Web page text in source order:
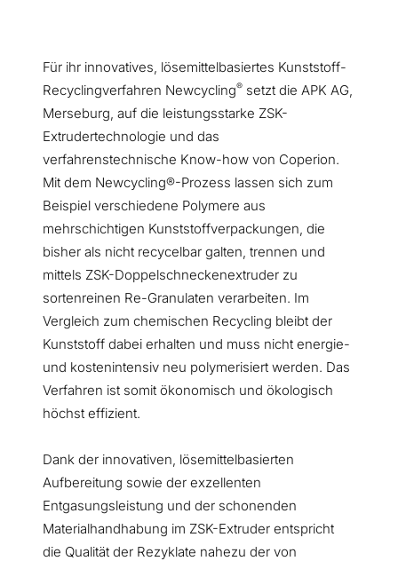
Für ihr innovatives, lösemittelbasiertes Kunststoff-
Recyclingverfahren Newcycling® setzt die APK AG,
Merseburg, auf die leistungsstarke ZSK-
Extrudertechnologie und das
verfahrenstechnische Know-how von Coperion.
Mit dem Newcycling®-Prozess lassen sich zum
Beispiel verschiedene Polymere aus
mehrschichtigen Kunststoffverpackungen, die
bisher als nicht recycelbar galten, trennen und
mittels ZSK-Doppelschneckenextruder zu
sortenreinen Re-Granulaten verarbeiten. Im
Vergleich zum chemischen Recycling bleibt der
Kunststoff dabei erhalten und muss nicht energie-
und kostenintensiv neu polymerisiert werden. Das
Verfahren ist somit ökonomisch und ökologisch
höchst effizient.
Dank der innovativen, lösemittelbasierten
Aufbereitung sowie der exzellenten
Entgasungsleistung und der schonenden
Materialhandhabung im ZSK-Extruder entspricht
die Qualität der Rezyklate nahezu der von